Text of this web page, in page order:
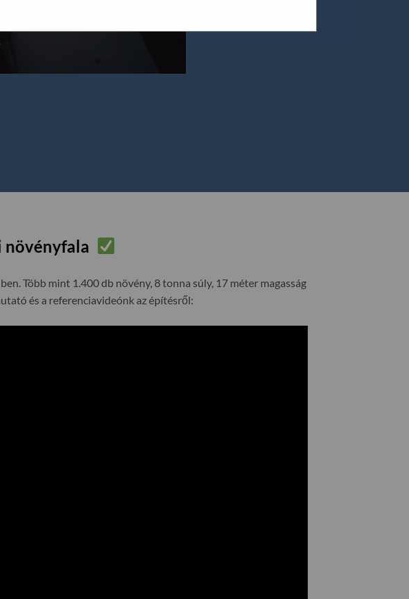
növényfala
Több mint 1.400 db növény, 8 tonna súly, 17 méter magasság
és a referenciavideónk az építésről: